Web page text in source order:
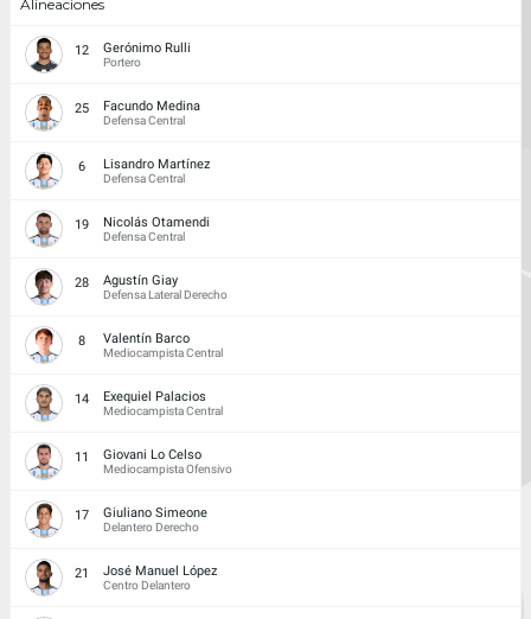
Alineaciones
12 Gerónimo Rulli
Portero
25 Facundo Medina
Defensa Central
6 Lisandro Martínez
Defensa Central
19 Nicolás Otamendi
Defensa Central
28 Agustín Giay
Defensa Lateral Derecho
8 Valentín Barco
Mediocampista Central
14 Exequiel Palacios
Mediocampista Central
11 Giovani Lo Celso
Mediocampista Ofensivo
17 Giuliano Simeone
Delantero Derecho
21 José Manuel López
Centro Delantero